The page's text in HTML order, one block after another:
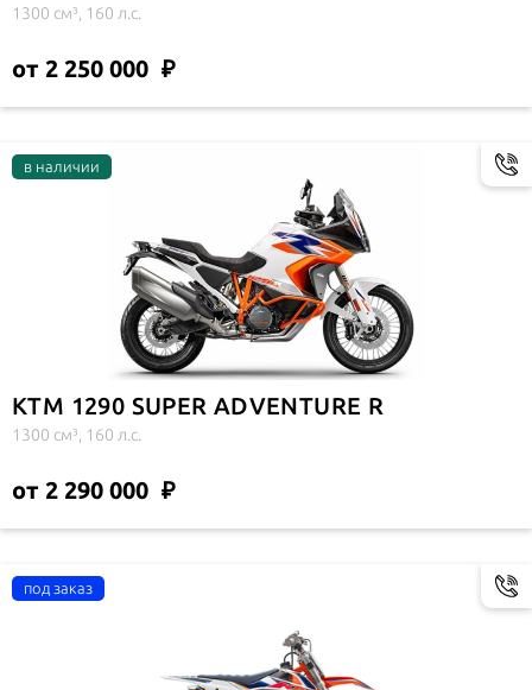
1300 см³, 160 л.с.
от 2 250 000
KTM 1290 SUPER ADVENTURE R
1300 см³, 160 л.с.
от 2 290 000